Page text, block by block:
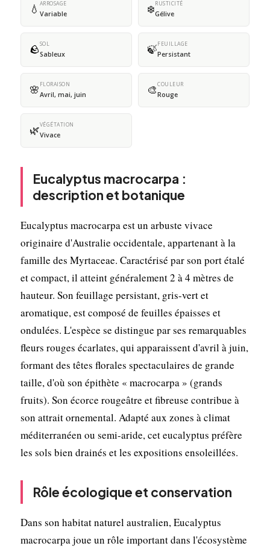
💧 ARROSAGE
Variable ❄️RUSTICITÉ
Gélive
🪨SOL
Sableux 🍃FEUILLAGE
Persistant
🌸 FLORAISON
Avril, mai, juin 🎨COULEUR
Rouge
🌿VÉGÉTATION
Vivace
Eucalyptus macrocarpa :
description et botanique
Eucalyptus macrocarpa est un arbuste vivace
originaire d'Australie occidentale, appartenant à la
famille des Myrtaceae. Caractérisé par son port étalé
et compact, il atteint généralement 2 à 4 mètres de
hauteur. Son feuillage persistant, gris-vert et
aromatique, est composé de feuilles épaisses et
ondulées. L'espèce se distingue par ses remarquables
fleurs rouges écarlates, qui apparaissent d'avril à juin,
formant des têtes florales spectaculaires de grande
taille, d'où son épithète « macrocarpa » (grands
fruits). Son écorce rougeâtre et fibreuse contribue à
son attrait ornemental. Adapté aux zones à climat
méditerranéen ou semi-aride, cet eucalyptus préfère
les sols bien drainés et les expositions ensoleillées.
Rôle écologique et conservation
Dans son habitat naturel australien, Eucalyptus
macrocarpa joue un rôle important dans l'écosystème